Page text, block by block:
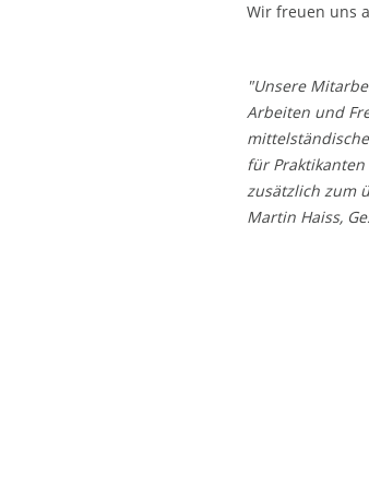
Wir freuen uns
"Unsere
Arbeiten und
für
zusätzlich zum
Martin Haiss,